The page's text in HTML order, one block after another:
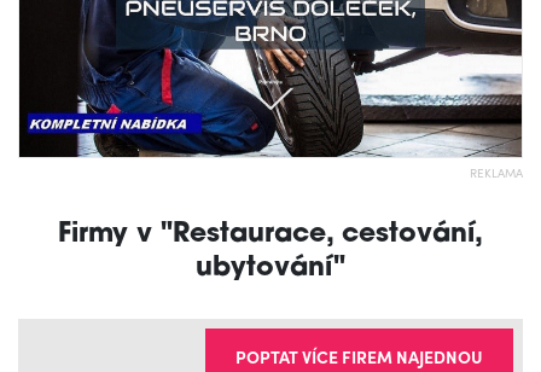
REKLAMA
Firmy v "Restaurace, cestování,
ubytování"
POPTAT VÍCE FIREM NAJEDNOU